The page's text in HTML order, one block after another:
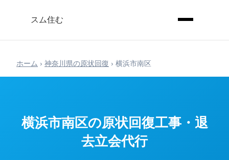
スム住む
ホーム › 神奈川県の原状回復 › 横浜市南区
横浜市南区の原状回復工事・退
去立会代行